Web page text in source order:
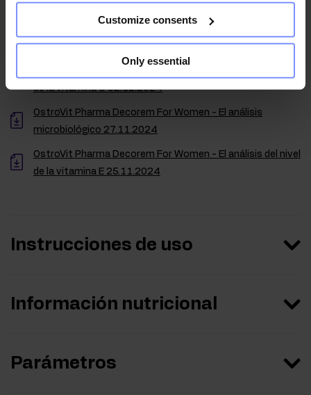
Customize consents
Only essential
laboratorio independiente acreditado.
de la vitamina C 02.12.2024
OstroVit Pharma Decorem For Women - El análisis
microbiológico 27.11.2024
OstroVit Pharma Decorem For Women - El análisis del nivel
de la vitamina E 25.11.2024
Instrucciones de uso
Información nutricional
Parámetros